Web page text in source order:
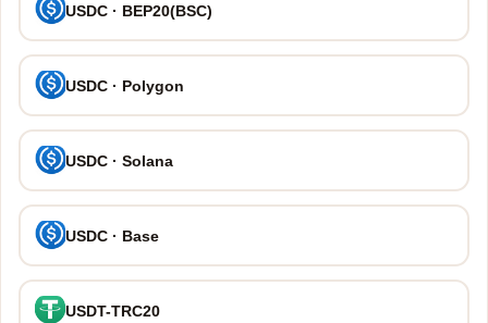
USDC · BEP20(BSC)
USDC · Polygon
USDC · Solana
USDC · Base
USDT-TRC20